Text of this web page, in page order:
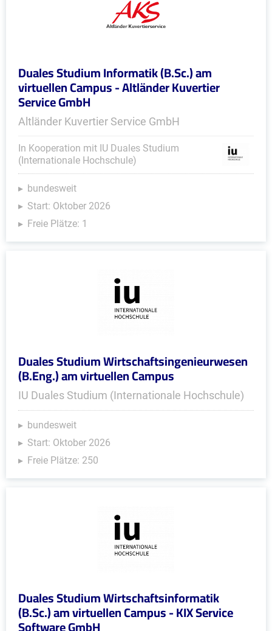
Duales Studium Informatik (B.Sc.) am
virtuellen Campus - Altländer Kuvertier
Service GmbH
Altländer Kuvertier Service GmbH
In Kooperation mit IU Duales Studium
(Internationale Hochschule)
bundesweit
Start: Oktober 2026
Freie Plätze: 1
Duales Studium Wirtschaftsingenieurwesen
(B.Eng.) am virtuellen Campus
IU Duales Studium (Internationale Hochschule)
bundesweit
Start: Oktober 2026
Freie Plätze: 250
Duales Studium Wirtschaftsinformatik
(B.Sc.) am virtuellen Campus - KIX Service